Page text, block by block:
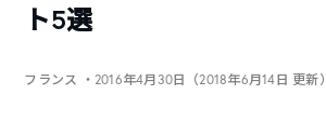
ト5選
フランス ・2016年4月30日（2018年6月14日 更新）